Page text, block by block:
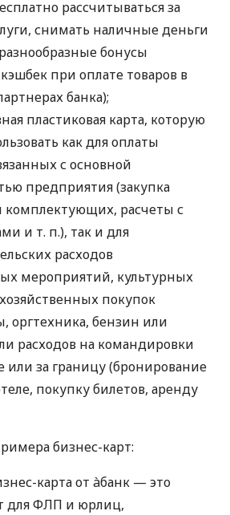
рассчитываться за
снимать наличные деньги
бонусы
при оплате товаров в
банка);
пластиковая карта, которую
как для оплаты
с основной
предприятия (закупка
комплектующих, расчеты с
и т. п.), так и для
расходов
мероприятий, культурных
покупок
оргтехника, бензин или
расходов на командировки
или за границу (бронирование
покупку билетов, аренду
бизнес-карт:
карта от àбанк — это
для ФЛП и юрлиц,